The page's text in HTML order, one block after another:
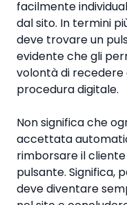
facilmente
dal sito. In termini
deve trovare un
evidente che gli
volontà di
procedura digitale.
Non significa che
accettata
rimborsare il
pulsante. Significa,
deve diventare